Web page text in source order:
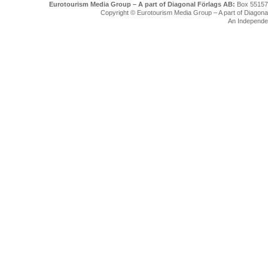
Eurotourism Media Group – A part of Diagonal Förlags AB: Box
Copyright © Eurotourism Media Group – A part of
An